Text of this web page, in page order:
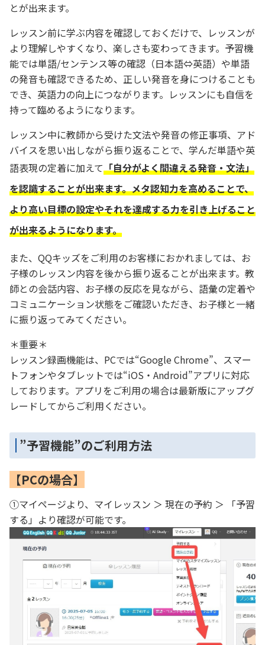
とが出来ます。
レッスン前に学ぶ内容を確認しておくだけで、レッスンが
より理解しやすくなり、楽しさも変わってきます。予習機
能では単語/センテンス等の確認（日本語⇔英語）や単語
の発音も確認できるため、正しい発音を身につけることも
でき、英語力の向上につながります。レッスンにも自信を
持って臨めるようになります。
レッスン中に教師から受けた文法や発音の修正事項、アド
バイスを思い出しながら振り返ることで、学んだ単語や英
語表現の定着に加えて「自分がよく間違える発音・文法」
を認識することが出来ます。メタ認知力を高めることで、
より高い目標の設定やそれを達成する力を引き上げること
が出来るようになります。
また、QQキッズをご利用のお客様におかれましては、お
子様のレッスン内容を後から振り返ることが出来ます。教
師との会話内容、お子様の反応を見ながら、語彙の定着や
コミュニケーション状態をご確認いただき、お子様と一緒
に振り返ってみてください。
＊重要＊
レッスン録画機能は、PCでは“Google Chrome”、スマー
トフォンやタブレットでは“iOS・Android”アプリに対応
しております。アプリをご利用の場合は最新版にアップグ
レードしてからご利用ください。
”予習機能”のご利用方法
【PCの場合】
①マイページより、マイレッスン ＞ 現在の予約 ＞ 「予習
する」より確認が可能です。